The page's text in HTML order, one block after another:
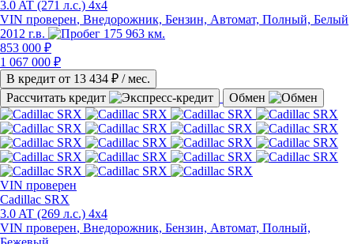
3.0 AT (271 л.с.) 4x4
VIN проверен, Внедорожник, Бензин, Автомат, Полный, Белый
2012 г.в.
175 963 км.
853 000 ₽
1 067 000 ₽
В кредит от 13 434 ₽ / мес.
Рассчитать кредит
Обмен
VIN проверен
Cadillac SRX
3.0 AT (269 л.с.) 4x4
VIN проверен, Внедорожник, Бензин, Автомат, Полный,